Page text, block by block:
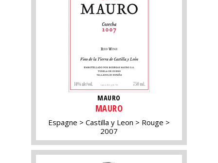
MAURO
MAURO
Espagne Castilla y Leon
Rouge
2007